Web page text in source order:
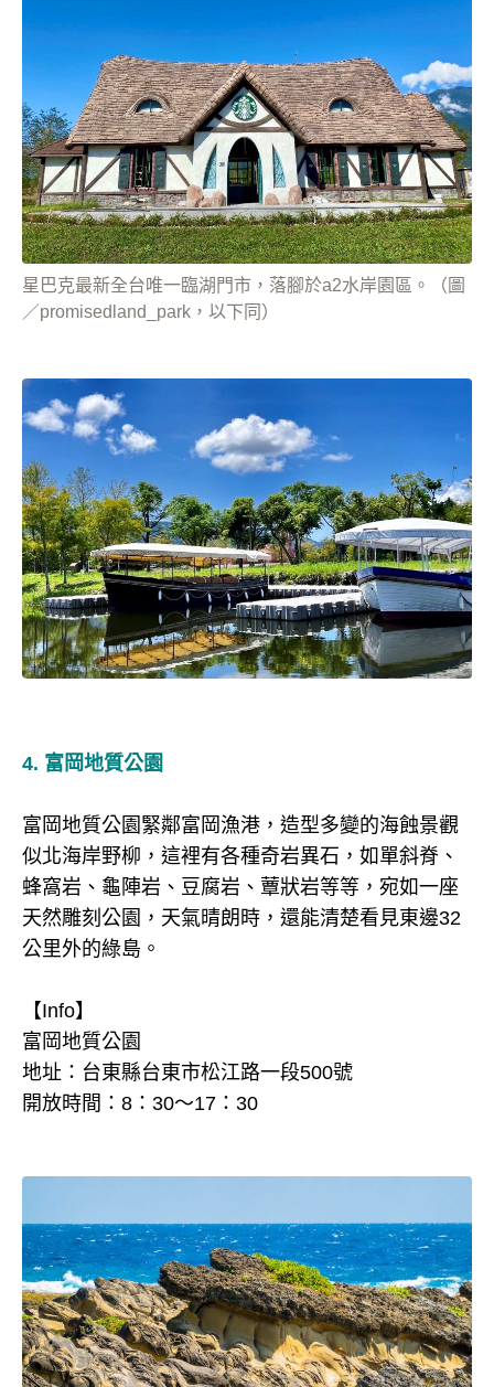
星巴克最新全台唯一臨湖門市，落腳於a2水岸園區。（圖
／promisedland_park，以下同）
4. 富岡地質公園
富岡地質公園緊鄰富岡漁港，造型多變的海蝕景觀
似北海岸野柳，這裡有各種奇岩異石，如單斜脊、
蜂窩岩、龜陣岩、豆腐岩、蕈狀岩等等，宛如一座
天然雕刻公園，天氣晴朗時，還能清楚看見東邊32
公里外的綠島。
【Info】
富岡地質公園
地址：台東縣台東市松江路一段500號
開放時間：8：30～17：30